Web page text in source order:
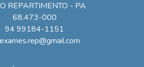
REPARTIMENTO - PA
68.473-000
94 99184-1151